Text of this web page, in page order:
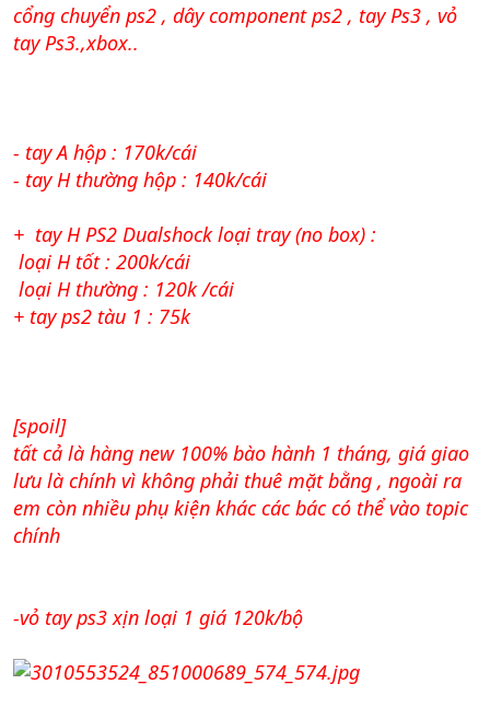
cổng chuyển ps2 , dây component ps2 , tay Ps3 , vỏ
tay Ps3.,xbox..
- tay A hộp : 170k/cái
- tay H thường hộp : 140k/cái
+ tay H PS2 Dualshock loại tray (no box) :
loại H tốt : 200k/cái
loại H thường : 120k /cái
+ tay ps2 tàu 1 : 75k
[spoil]
tất cả là hàng new 100% bào hành 1 tháng, giá giao
lưu là chính vì không phải thuê mặt bằng , ngoài ra
em còn nhiều phụ kiện khác các bác có thể vào topic
chính
-vỏ tay ps3 xịn loại 1 giá 120k/bộ